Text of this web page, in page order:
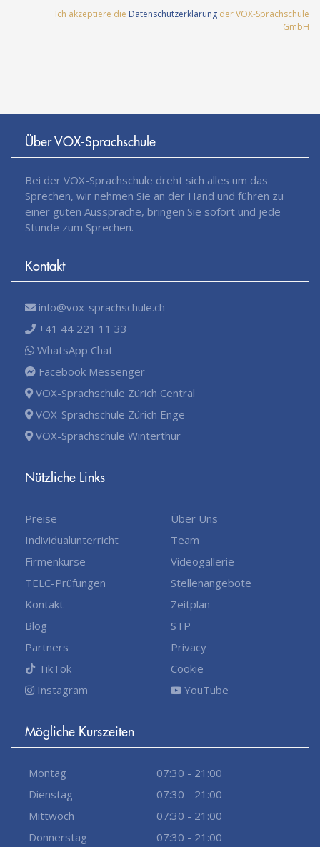
Ich akzeptiere die Datenschutzerklärung der VOX-Sprachschule
GmbH
Über VOX-Sprachschule
Bei der VOX-Sprachschule dreht sich alles um das
Sprechen, wir nehmen Sie an der Hand und führen zu
einer guten Aussprache, bringen Sie sofort und jede
Stunde zum Sprechen.
Kontakt
info@vox-sprachschule.ch
+41 44 221 11 33
WhatsApp Chat
Facebook Messenger
VOX-Sprachschule Zürich Central
VOX-Sprachschule Zürich Enge
VOX-Sprachschule Winterthur
Nützliche Links
Preise
Individualunterricht
Firmenkurse
TELC-Prüfungen
Kontakt
Blog
Partners
TikTok
Instagram
Über Uns
Team
Videogallerie
Stellenangebote
Zeitplan
STP
Privacy
Cookie
YouTube
Mögliche Kurszeiten
Montag
07:30 - 21:00
Dienstag
07:30 - 21:00
Mittwoch
07:30 - 21:00
Donnerstag
07:30 - 21:00